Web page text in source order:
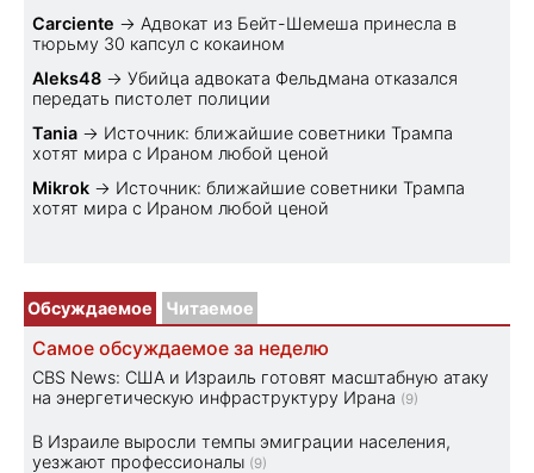
Carciente → Адвокат из Бейт-Шемеша принесла в
тюрьму 30 капсул с кокаином
Aleks48 → Убийца адвоката Фельдмана отказался
передать пистолет полиции
Tania → Источник: ближайшие советники Трампа
хотят мира с Ираном любой ценой
Mikrok → Источник: ближайшие советники Трампа
хотят мира с Ираном любой ценой
Обсуждаемое Читаемое
Самое обсуждаемое за неделю
CBS News: США и Израиль готовят масштабную атаку
на энергетическую инфраструктуру Ирана (9)
В Израиле выросли темпы эмиграции населения,
уезжают профессионалы (9)